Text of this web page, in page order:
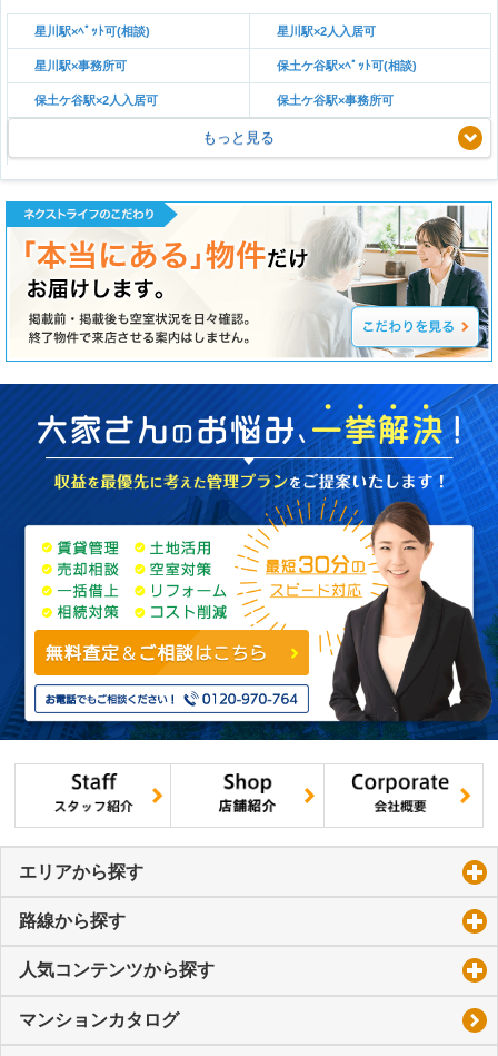
星川駅×ﾍﾟｯﾄ可(相談) 星川駅×2人入居可
星川駅×事務所可 保土ケ谷駅×ﾍﾟｯﾄ可(相談)
保土ケ谷駅×2人入居可 保土ケ谷駅×事務所可
もっと見る
エリアから探す
路線から探す
人気コンテンツから探す
マンションカタログ